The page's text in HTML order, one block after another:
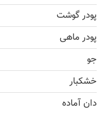
پودر گوشت
پودر ماهی
جو
خشکبار
دان آماده